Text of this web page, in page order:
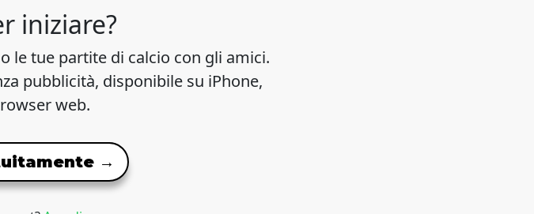
iniziare?
le tue partite di calcio con gli amici.
pubblicità, disponibile su iPhone,
web.
→